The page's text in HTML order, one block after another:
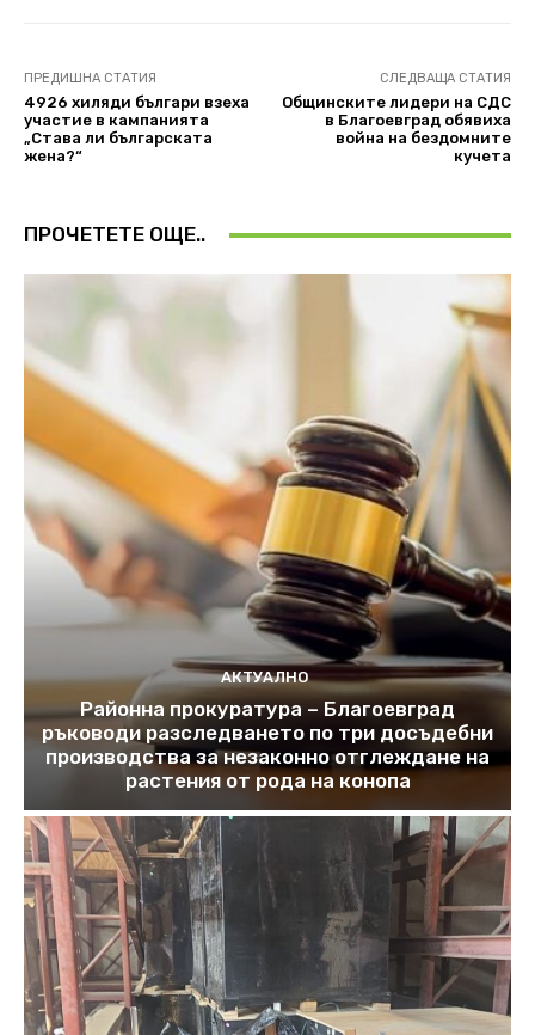
ПРЕДИШНА СТАТИЯ
4926 хиляди българи взеха
участие в кампанията
„Става ли българската
жена?“
СЛЕДВАЩА СТАТИЯ
Общинските лидери на СДС
в Благоевград обявиха
война на бездомните
кучета
ПРОЧЕТЕТЕ ОЩЕ..
АКТУАЛНО
Районна прокуратура – Благоевград
ръководи разследването по три досъдебни
производства за незаконно отглеждане на
растения от рода на конопа